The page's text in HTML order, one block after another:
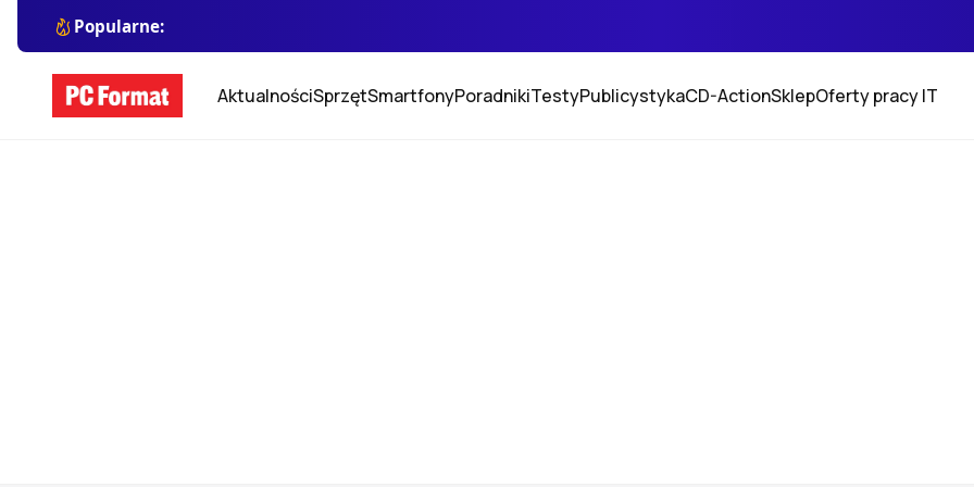
Popularne:
AktualnościSprzętSmartfonyPoradnikiTestyPublicystykaCD-ActionSklepOferty pracy IT